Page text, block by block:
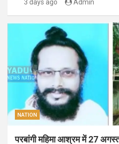
3 days ago Admin
NATION
परबांगी महिमा आश्रम में 27